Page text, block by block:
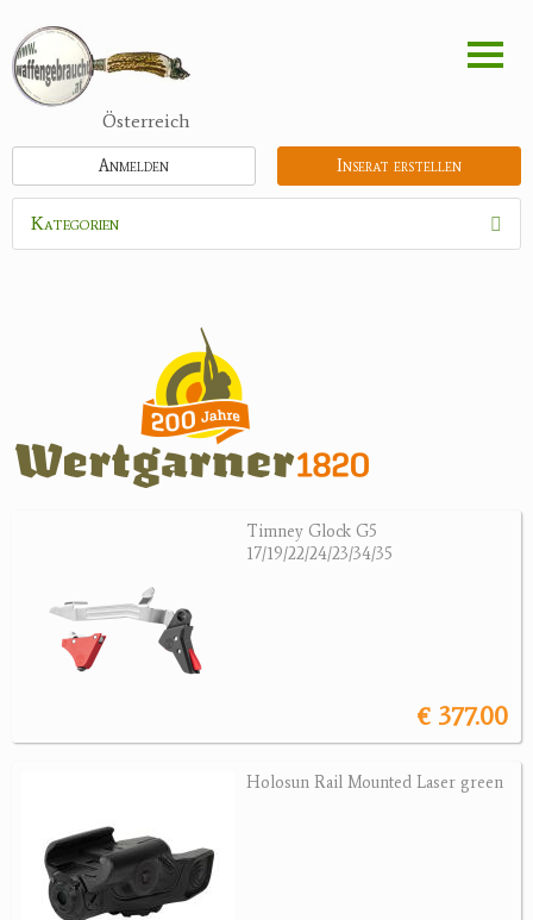
zum
Inhalt
Österreich
Inserat erstellen
Anmelden
Kategorien
Kipplaufgewehre
Kleinkalibergewehre
Repetiererbüchse
Luftdruckwaffen
Sonstige Waffen
Munition
Bogensport
Jagdangebote
Jagdreviere
Timney Glock G5
17/19/22/24/23/34/35
€ 377.00
Holosun Rail Mounted Laser green